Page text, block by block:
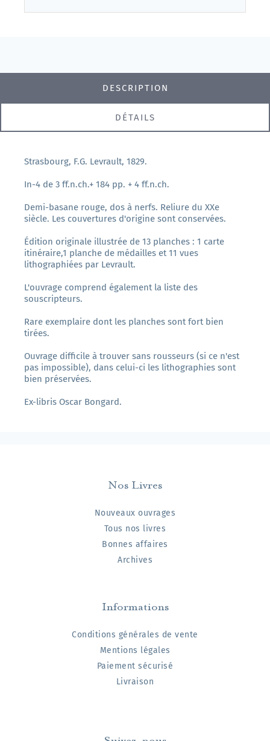
DESCRIPTION
DÉTAILS
Strasbourg, F.G. Levrault, 1829.
In-4 de 3 ff.n.ch.+ 184 pp. + 4 ff.n.ch.
Demi-basane rouge, dos à nerfs. Reliure du XXe
siècle. Les couvertures d'origine sont conservées.
Édition originale illustrée de 13 planches : 1 carte
itinéraire,1 planche de médailles et 11 vues
lithographiées par Levrault.
L'ouvrage comprend également la liste des
souscripteurs.
Rare exemplaire dont les planches sont fort bien
tirées.
Ouvrage difficile à trouver sans rousseurs (si ce n'est
pas impossible), dans celui-ci les lithographies sont
bien préservées.
Ex-libris Oscar Bongard.
Nos Livres
Nouveaux ouvrages
Tous nos livres
Bonnes affaires
Archives
Informations
Conditions générales de vente
Mentions légales
Paiement sécurisé
Livraison
Suivez-nous